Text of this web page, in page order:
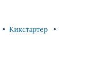
Кикстартер